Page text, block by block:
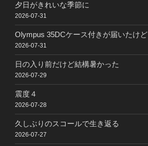
夕日がきれいな季節に
2026-07-31
Olympus 35DCケース付きが届いたけど
2026-07-31
日の入り前だけど結構暑かった
2026-07-29
震度４
2026-07-28
久しぶりのスコールで生き返る
2026-07-27